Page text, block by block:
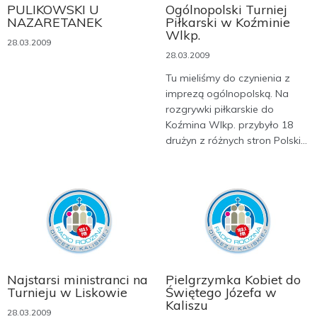
PULIKOWSKI U
NAZARETANEK
28.03.2009
Ogólnopolski Turniej
Piłkarski w Koźminie
Wlkp.
28.03.2009
Tu mieliśmy do czynienia z
imprezą ogólnopolską. Na
rozgrywki piłkarskie do
Koźmina Wlkp. przybyło 18
drużyn z różnych stron Polski...
Najstarsi ministranci na
Turnieju w Liskowie
28.03.2009
Pielgrzymka Kobiet do
Świętego Józefa w
Kaliszu